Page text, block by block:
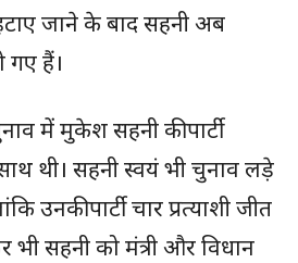
जाने के बाद सहनी अब
गए हैं।
में मुकेश सहनी की पार्टी
थी। सहनी स्वयं भी चुनाव लड़े
उनकी पार्टी चार प्रत्याशी जीत
सहनी को मंत्री और विधान